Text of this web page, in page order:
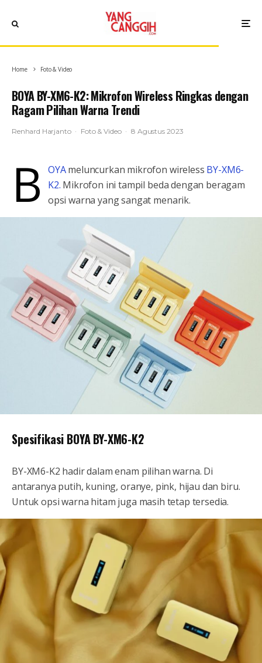
Home Foto & Video
BOYA BY-XM6-K2: Mikrofon Wireless Ringkas dengan
Ragam Pilihan Warna Trendi
Renhard Harjanto · Foto & Video · 8 Agustus 2023
B OYAmeluncurkan mikrofon wireless BY-XM6-
K2. Mikrofon ini tampil beda dengan beragam
opsi warna yang sangat menarik.
Spesifikasi BOYA BY-XM6-K2
BY-XM6-K2 hadir dalam enam pilihan warna. Di
antaranya putih, kuning, oranye, pink, hijau dan biru.
Untuk opsi warna hitam juga masih tetap tersedia.